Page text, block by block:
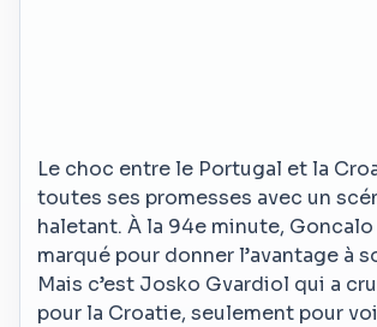
Le choc entre le Portugal et la
toutes ses promesses avec un
haletant. À la 94e minute, Goncalo
marqué pour donner l’avantage à
Mais c’est Josko Gvardiol qui a
pour la Croatie, seulement pour